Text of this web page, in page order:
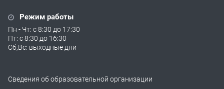
Режим работы
Пн - Чт: с 8:30 до 17:30
Пт: с 8:30 до 16:30
Сб,Вс: выходные дни
Сведения об образовательной организации